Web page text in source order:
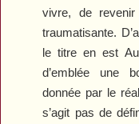
vivre, de
traumatisante.
le titre en est
d’emblée une
donnée par le
s’agit pas de